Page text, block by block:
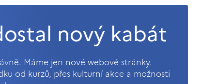
nový kabát
Máme jen nové webové stránky.
od kurzů, přes kulturní akce a možnosti